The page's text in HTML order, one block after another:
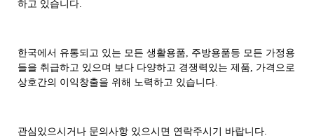
하고 있습니다.
한국에서 유통되고 있는 모든 생활용품, 주방용품등 모든 가정용
들을 취급하고 있으며 보다 다양하고 경쟁력있는 제품, 가격으로
상호간의 이익창출을 위해 노력하고 있습니다.
관심있으시거나 문의사항 있으시면 연락주시기 바랍니다.